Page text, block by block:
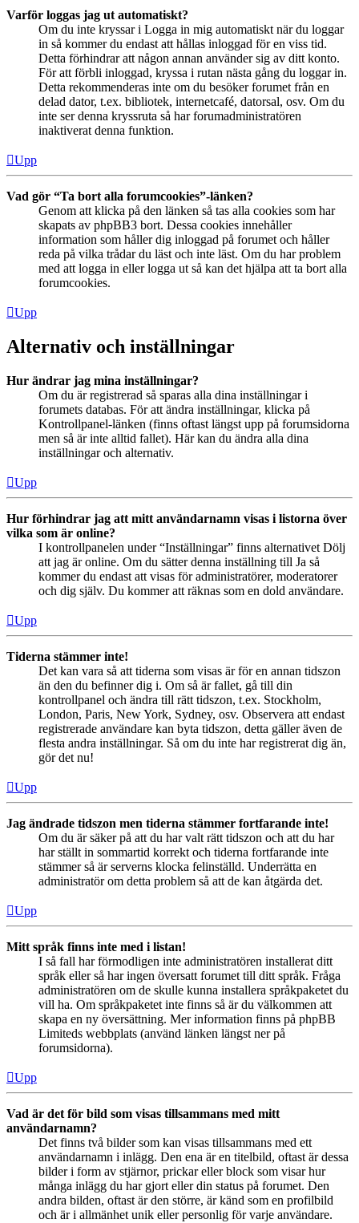
Varför loggas jag ut automatiskt?
Om du inte kryssar i Logga in mig automatiskt när du loggar
in så kommer du endast att hållas inloggad för en viss tid.
Detta förhindrar att någon annan använder sig av ditt konto.
För att förbli inloggad, kryssa i rutan nästa gång du loggar in.
Detta rekommenderas inte om du besöker forumet från en
delad dator, t.ex. bibliotek, internetcafé, datorsal, osv. Om du
inte ser denna kryssruta så har forumadministratören
inaktiverat denna funktion.
Upp
Vad gör “Ta bort alla forumcookies”-länken?
Genom att klicka på den länken så tas alla cookies som har
skapats av phpBB3 bort. Dessa cookies innehåller
information som håller dig inloggad på forumet och håller
reda på vilka trådar du läst och inte läst. Om du har problem
med att logga in eller logga ut så kan det hjälpa att ta bort alla
forumcookies.
Upp
Alternativ och inställningar
Hur ändrar jag mina inställningar?
Om du är registrerad så sparas alla dina inställningar i
forumets databas. För att ändra inställningar, klicka på
Kontrollpanel-länken (finns oftast längst upp på forumsidorna
men så är inte alltid fallet). Här kan du ändra alla dina
inställningar och alternativ.
Upp
Hur förhindrar jag att mitt användarnamn visas i listorna över
vilka som är online?
I kontrollpanelen under “Inställningar” finns alternativet Dölj
att jag är online. Om du sätter denna inställning till Ja så
kommer du endast att visas för administratörer, moderatorer
och dig själv. Du kommer att räknas som en dold användare.
Upp
Tiderna stämmer inte!
Det kan vara så att tiderna som visas är för en annan tidszon
än den du befinner dig i. Om så är fallet, gå till din
kontrollpanel och ändra till rätt tidszon, t.ex. Stockholm,
London, Paris, New York, Sydney, osv. Observera att endast
registrerade användare kan byta tidszon, detta gäller även de
flesta andra inställningar. Så om du inte har registrerat dig än,
gör det nu!
Upp
Jag ändrade tidszon men tiderna stämmer fortfarande inte!
Om du är säker på att du har valt rätt tidszon och att du har
har ställt in sommartid korrekt och tiderna fortfarande inte
stämmer så är serverns klocka felinställd. Underrätta en
administratör om detta problem så att de kan åtgärda det.
Upp
Mitt språk finns inte med i listan!
I så fall har förmodligen inte administratören installerat ditt
språk eller så har ingen översatt forumet till ditt språk. Fråga
administratören om de skulle kunna installera språkpaketet du
vill ha. Om språkpaketet inte finns så är du välkommen att
skapa en ny översättning. Mer information finns på phpBB
Limiteds webbplats (använd länken längst ner på
forumsidorna).
Upp
Vad är det för bild som visas tillsammans med mitt
användarnamn?
Det finns två bilder som kan visas tillsammans med ett
användarnamn i inlägg. Den ena är en titelbild, oftast är dessa
bilder i form av stjärnor, prickar eller block som visar hur
många inlägg du har gjort eller din status på forumet. Den
andra bilden, oftast är den större, är känd som en profilbild
och är i allmänhet unik eller personlig för varje användare.